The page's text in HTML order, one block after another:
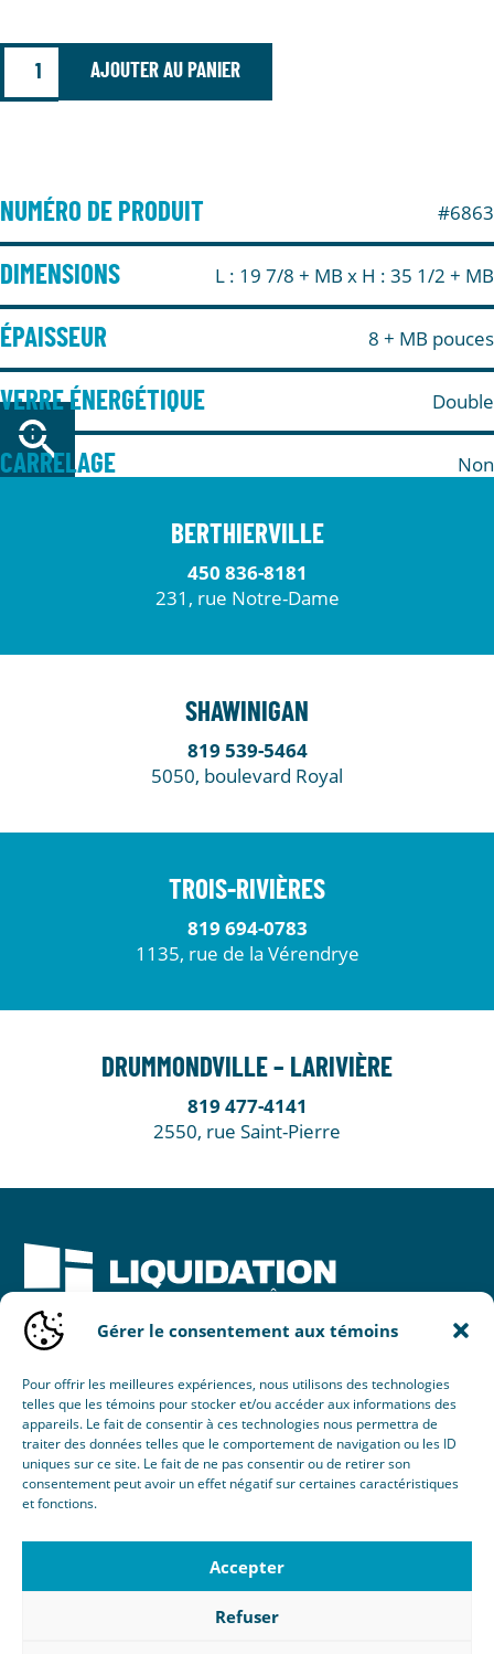
Gérer le consentement aux témoins
Pour offrir les meilleures expériences, nous utilisons des technologies
telles que les témoins pour stocker et/ou accéder aux informations des
appareils. Le fait de consentir à ces technologies nous permettra de
traiter des données telles que le comportement de navigation ou les ID
uniques sur ce site. Le fait de ne pas consentir ou de retirer son
consentement peut avoir un effet négatif sur certaines caractéristiques
et fonctions.
Accepter
Refuser
AJOUTER AU PANIER
NUMÉRO DE PRODUIT #6863
DIMENSIONS L : 19 7/8 + MB x H : 35 1/2 + MB
ÉPAISSEUR 8 + MB pouces
VERRE ÉNERGÉTIQUE Double
CARRELAGE Non
BERTHIERVILLE
450 836-8181
231, rue Notre-Dame
SHAWINIGAN
819 539-5464
5050, boulevard Royal
TROIS-RIVIÈRES
819 694-0783
1135, rue de la Vérendrye
DRUMMONDVILLE – LARIVIÈRE
819 477-4141
2550, rue Saint-Pierre
Une initiative de :
© 2026 Nouvel Horizon Portes & Fenêtres Inc.
Tous droits réservés.
Politique de confidentialité|Gérer le consentement aux